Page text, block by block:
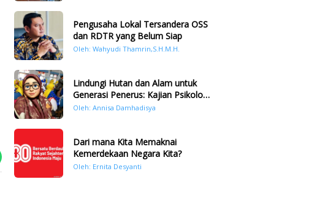
Pengusaha Lokal Tersandera OSS
dan RDTR yang Belum Siap
Oleh: Wahyudi Thamrin,S.H.M.H.
Lindungi Hutan dan Alam untuk
Generasi Penerus: Kajian Psikologi
Bencana Hidrometeorologi di
Oleh: Annisa Damhadisya
Dari mana Kita Memaknai
Kemerdekaan Negara Kita?
Oleh: Ernita Desyanti